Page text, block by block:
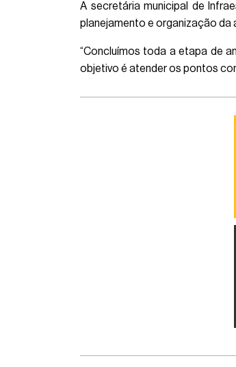
A secretária municipal de
planejamento e organização da
“Concluímos toda a etapa de
objetivo é atender os pontos